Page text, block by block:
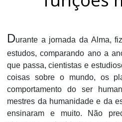
Durante a jornada da Alma,
estudos, comparando ano a
que passa, cientistas e
coisas sobre o mundo, os
comportamento do ser
mestres da humanidade e da
ensinaram e muito. Não